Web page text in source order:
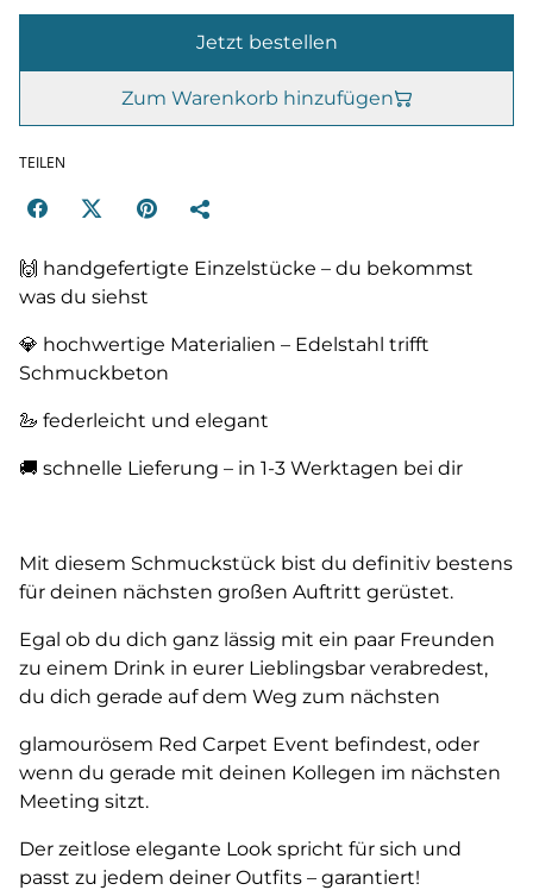
Jetzt bestellen
Zum Warenkorb hinzufügen
TEILEN
🙌 handgefertigte Einzelstücke – du bekommst
was du siehst
💎 hochwertige Materialien – Edelstahl trifft
Schmuckbeton
🦢 federleicht und elegant
🚚 schnelle Lieferung – in 1-3 Werktagen bei dir
Mit diesem Schmuckstück bist du definitiv bestens
für deinen nächsten großen Auftritt gerüstet.
Egal ob du dich ganz lässig mit ein paar Freunden
zu einem Drink in eurer Lieblingsbar verabredest,
du dich gerade auf dem Weg zum nächsten
glamourösem Red Carpet Event befindest, oder
wenn du gerade mit deinen Kollegen im nächsten
Meeting sitzt.
Der zeitlose elegante Look spricht für sich und
passt zu jedem deiner Outfits – garantiert!